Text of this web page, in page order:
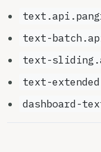
text-
text-
text-
dashboard-